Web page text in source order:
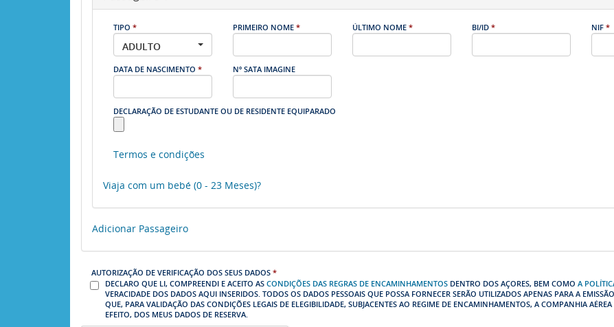
TIPO *
ADULTO
PRIMEIRO NOME * ÚLTIMO NOME * BI/ID * NIF *
DATA DE NASCIMENTO * Nº SATA IMAGINE
DECLARAÇÃO DE ESTUDANTE OU DE RESIDENTE EQUIPARADO
Termos e condições
Viaja com um bebé (0 - 23 Meses)?
Adicionar Passageiro
AUTORIZAÇÃO DE VERIFICAÇÃO DOS SEUS DADOS *
DECLARO QUE LI, COMPREENDI E ACEITO AS CONDIÇÕES DAS REGRAS DE ENCAMINHAMENTOS DENTRO DOS AÇORES, BEM COMO A
VERACIDADE DOS DADOS AQUI INSERIDOS. TODOS OS DADOS PESSOAIS QUE POSSA FORNECER SERÃO UTILIZADOS APENAS PARA A
QUE, PARA VALIDAÇÃO DAS CONDIÇÕES LEGAIS DE ELEGIBILIDADE, SUBJACENTES AO REGIME DE ENCAMINHAMENTOS, A COMPANHIA
EFEITO, DOS MEUS DADOS DE RESERVA.